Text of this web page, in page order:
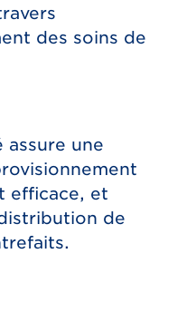
des soins de
assure une
efficace, et
de